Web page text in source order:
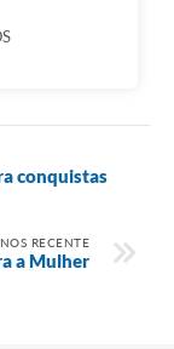
conquistas
RECENTE
a Mulher